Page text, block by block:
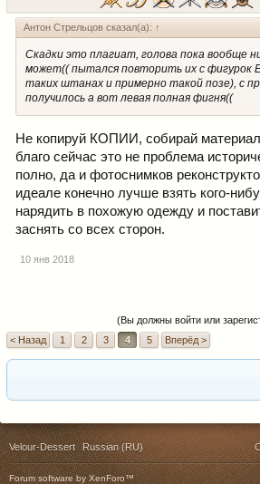
Антон Стрельцов сказал(а): ↑
Скадки это плагиат, голова пока вообще
может(( пытался повторить их с фигурок
таких штанах и примерно такой позе), с
получилось а вот левая полная фигня((
Не копируй КОПИИ, собирай
благо сейчас это не проблема
полно, да и фотоснимков
идеале конечно лучше взять кого-
нарядить в похожую одежду и
заснять со всех сторон.
10 янв 2018
(Вы должны войти или
< Назад
1 2 3 4 5 Вперёд >
Velour-Dessert Russian (RU)
Forum software by XenForo™